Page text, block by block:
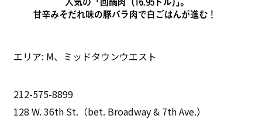
エリア: M、ミッドタウンウエスト
212-575-8899
128 W. 36th St.（bet. Broadway & 7th Ave.）